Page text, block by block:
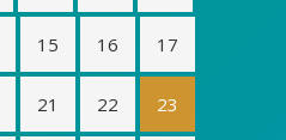
15 16 17
21 22 23